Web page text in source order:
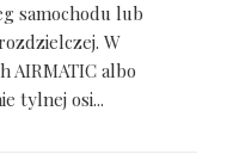
samochodu lub
W
AIRMATIC albo
tylnej osi...